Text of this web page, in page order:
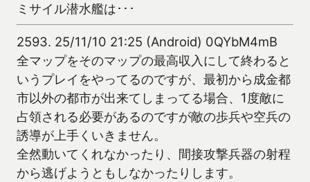
ミサイル潜水艦は･･･
2593. 25/11/10 21:25 (Android) 0QYbM4mB
全マップをそのマップの最高収入にして終わると
いうプレイをやってるのですが、最初から成金都
市以外の都市が出来てしまってる場合、1度敵に
占領される必要があるのですが敵の歩兵や空兵の
誘導が上手くいきません。
全然動いてくれなかったり、間接攻撃兵器の射程
から逃げようともしなかったりします。